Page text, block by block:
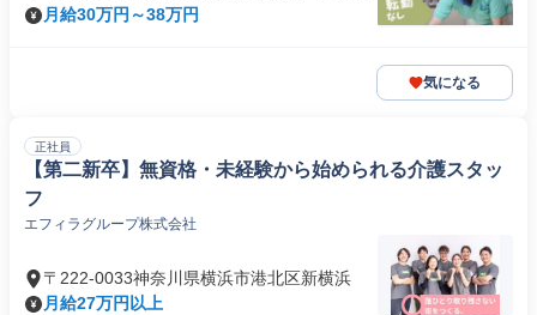
月給30万円～38万円
気になる
正社員
【第二新卒】無資格・未経験から始められる介護スタッ
フ
エフィラグループ株式会社
〒222-0033神奈川県横浜市港北区新横浜
月給27万円以上